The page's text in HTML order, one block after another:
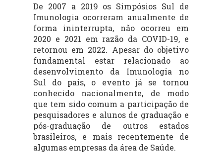
De 2007 a 2019 os Simpósios Sul de
Imunologia ocorreram anualmente de
forma ininterrupta, não ocorreu em
2020 e 2021 em razão da COVID-19, e
retornou em 2022. Apesar do objetivo
fundamental estar relacionado ao
desenvolvimento da Imunologia no
Sul do país, o evento já se tornou
conhecido nacionalmente, de modo
que tem sido comum a participação de
pesquisadores e alunos de graduação e
pós-graduação de outros estados
brasileiros, e mais recentemente de
algumas empresas da área de Saúde.